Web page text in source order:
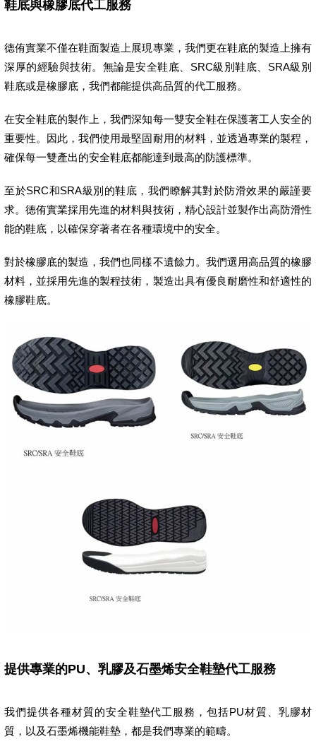
鞋底與橡膠底代工服務
德侑實業不僅在鞋面製造上展現專業，我們更在鞋底的製造上擁有
深厚的經驗與技術。無論是安全鞋底、SRC級別鞋底、SRA級別
鞋底或是橡膠底，我們都能提供高品質的代工服務。
在安全鞋底的製作上，我們深知每一雙安全鞋在保護著工人安全的
重要性。因此，我們使用最堅固耐用的材料，並透過專業的製程，
確保每一雙產出的安全鞋底都能達到最高的防護標準。
至於SRC和SRA級別的鞋底，我們瞭解其對於防滑效果的嚴謹要
求。德侑實業採用先進的材料與技術，精心設計並製作出高防滑性
能的鞋底，以確保穿著者在各種環境中的安全。
對於橡膠底的製造，我們也同樣不遺餘力。我們選用高品質的橡膠
材料，並採用先進的製程技術，製造出具有優良耐磨性和舒適性的
橡膠鞋底。
提供專業的PU、乳膠及石墨烯安全鞋墊代工服務
我們提供各種材質的安全鞋墊代工服務，包括PU材質、乳膠材
質，以及石墨烯機能鞋墊，都是我們專業的範疇。